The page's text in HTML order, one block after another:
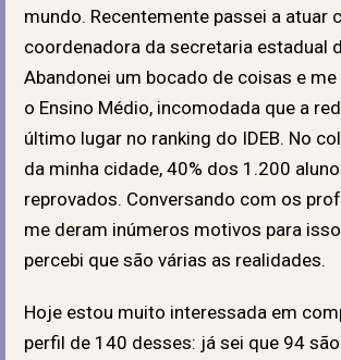
mundo. Recentemente passei a atuar
coordenadora da secretaria estadual
Abandonei um bocado de coisas e me
o Ensino Médio, incomodada que a
último lugar no ranking do IDEB. No
da minha cidade, 40% dos 1.200
reprovados. Conversando com os
me deram inúmeros motivos para
percebi que são várias as realidades.
Hoje estou muito interessada em
perfil de 140 desses: já sei que 94